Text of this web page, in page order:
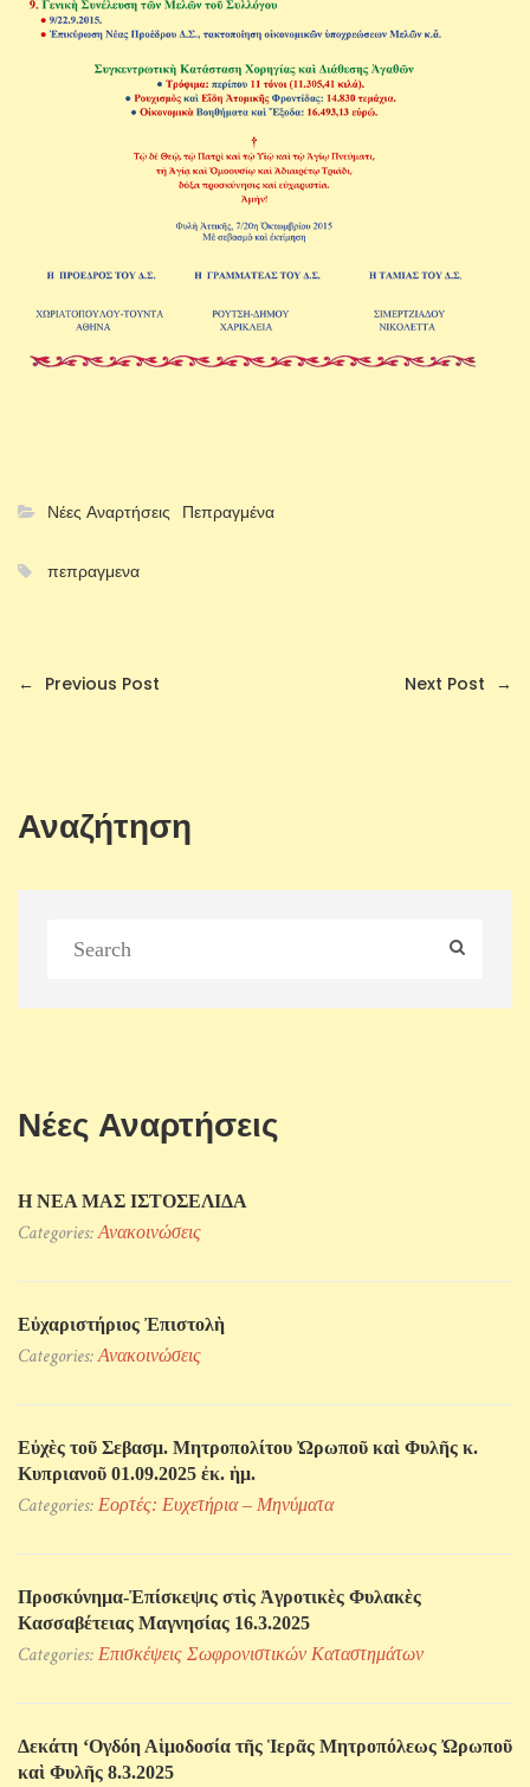
Νέες Αναρτήσεις Πεπραγμένα
πεπραγμενα
← Previous Post Next Post →
Αναζήτηση
Νέες Αναρτήσεις
Η ΝΕΑ ΜΑΣ ΙΣΤΟΣΕΛΙΔΑ
Categories:Ανακοινώσεις
Εὐχαριστήριος Ἐπιστολὴ
Categories:Ανακοινώσεις
Εὐχὲς τοῦ Σεβασμ. Μητροπολίτου Ὠρωποῦ καὶ Φυλῆς κ.
Κυπριανοῦ 01.09.2025 ἐκ. ἡμ.
Categories: Εορτές: Ευχετήρια – Μηνύματα
Προσκύνηµα-Ἐπίσκεψις στὶς Ἀγροτικὲς Φυλακὲς
Κασσαβέτειας Μαγνησίας 16.3.2025
Categories: Επισκέψεις Σωφρονιστικών Kαταστημάτων
Δεκάτη ‘Ογδόη Αἱμοδοσία τῆς Ἱερᾶς Μητροπόλεως Ὠρωποῦ
καὶ Φυλῆς 8.3.2025